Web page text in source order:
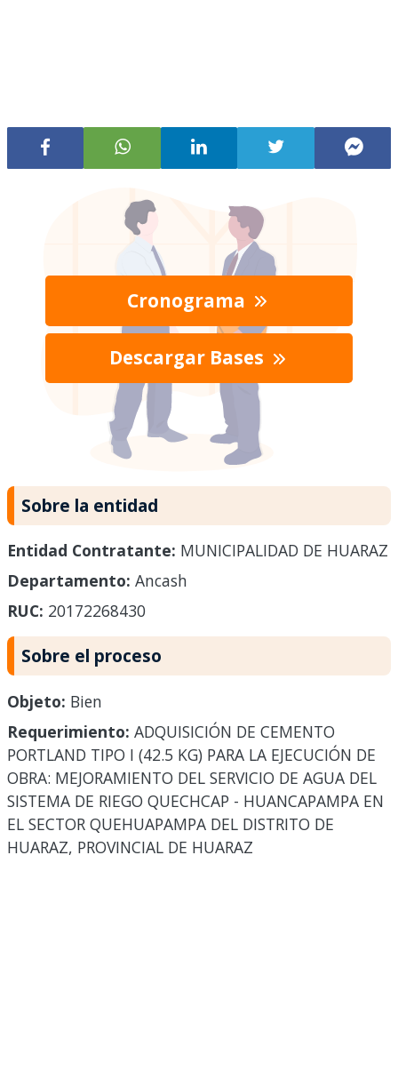
Cronograma
Descargar Bases
Sobre la entidad
Entidad Contratante: MUNICIPALIDAD DE HUARAZ
Departamento: Ancash
RUC: 20172268430
Sobre el proceso
Objeto: Bien
Requerimiento: ADQUISICIÓN DE CEMENTO
PORTLAND TIPO I (42.5 KG) PARA LA EJECUCIÓN DE
OBRA: MEJORAMIENTO DEL SERVICIO DE AGUA DEL
SISTEMA DE RIEGO QUECHCAP - HUANCAPAMPA EN
EL SECTOR QUEHUAPAMPA DEL DISTRITO DE
HUARAZ, PROVINCIAL DE HUARAZ